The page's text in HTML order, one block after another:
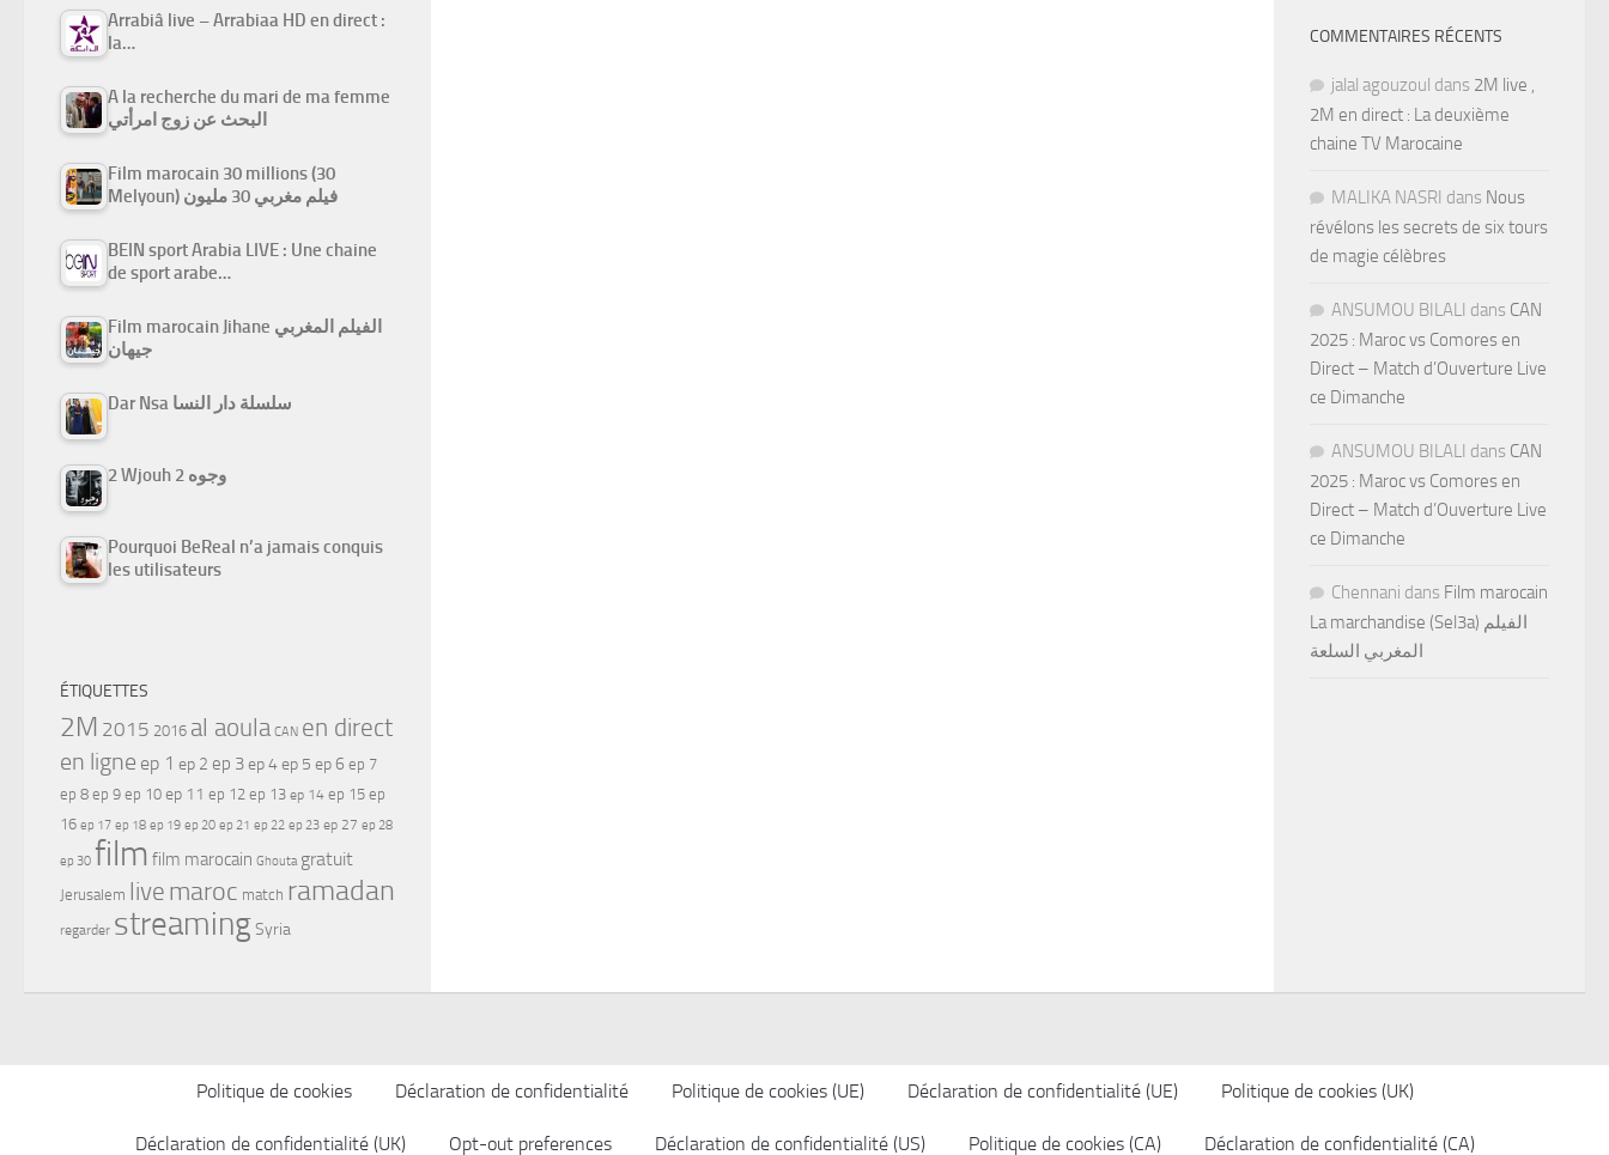
Arrabiâ live – Arrabiaa HD en direct :
la…
A la recherche du mari de ma femme
البحث عن زوج امرأتي
Film marocain 30 millions (30
Melyoun) فيلم مغربي 30 مليون
BEIN sport Arabia LIVE : Une chaine
de sport arabe…
Film marocain Jihane الفيلم المغربي
جيهان
Dar Nsa سلسلة دار النسا
2 Wjouh 2 وجوه
Pourquoi BeReal n’a jamais conquis
les utilisateurs
ÉTIQUETTES
2M 2015 2016 al aoula CAN en direct
en ligne ep 1 ep 2 ep 3ep 4ep 5 ep 6 ep 7
ep 8 ep 9 ep 10 ep 11 ep 12 ep 13 ep 14 ep 15 ep
16 ep 17 ep 18 ep 19 ep 20 ep 21 ep 22 ep 23 ep 27 ep 28
ep 30 film film marocain Ghouta gratuit
Jerusalem live maroc match ramadan
regarder streamingSyria
COMMENTAIRES RÉCENTS
jalal agouzoul dans 2M live ,
2M en direct : La deuxième
chaine TV Marocaine
MALIKA NASRI dans Nous
révélons les secrets de six tours
de magie célèbres
ANSUMOU BILALI dans CAN
2025 : Maroc vs Comores en
Direct – Match d’Ouverture Live
ce Dimanche
ANSUMOU BILALI dans CAN
2025 : Maroc vs Comores en
Direct – Match d’Ouverture Live
ce Dimanche
Chennani dans Film marocain
La marchandise (Sel3a) الفيلم
المغربي السلعة
Politique de cookies Déclaration de confidentialité Politique de cookies (UE) Déclaration de confidentialité (UE) Politique de cookies (UK)
Déclaration de confidentialité (UK) Opt-out preferences Déclaration de confidentialité (US) Politique de cookies (CA) Déclaration de confidentialité (CA)